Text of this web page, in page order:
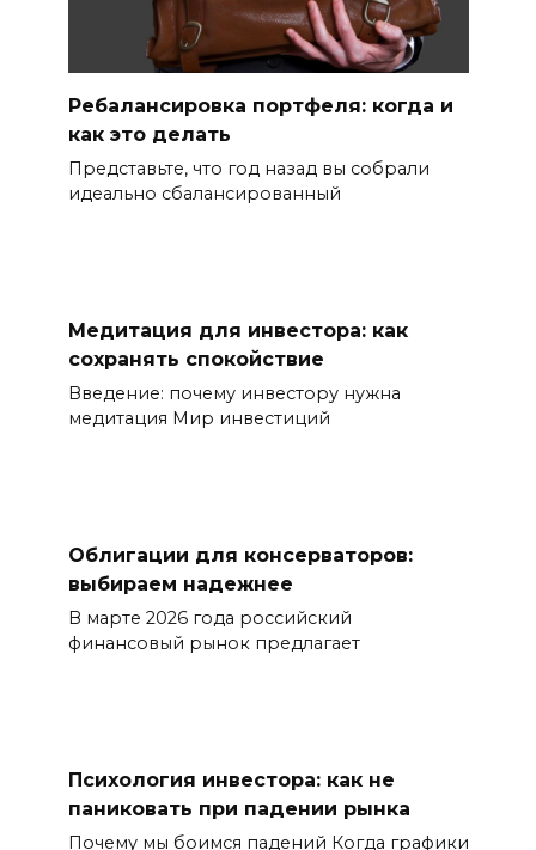
Ребалансировка портфеля: когда и
как это делать
Представьте, что год назад вы собрали
идеально сбалансированный
Медитация для инвестора: как
сохранять спокойствие
Введение: почему инвестору нужна
медитация Мир инвестиций
Облигации для консерваторов:
выбираем надежнее
В марте 2026 года российский
финансовый рынок предлагает
Психология инвестора: как не
паниковать при падении рынка
Почему мы боимся падений Когда графики